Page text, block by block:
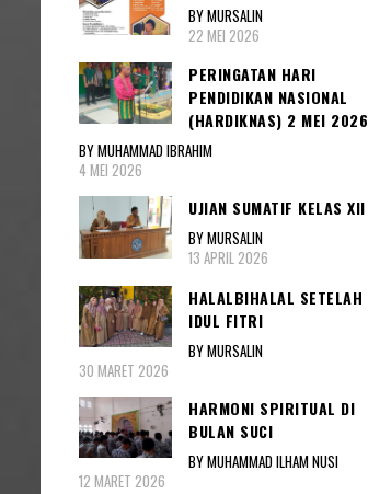
BY MURSALIN
22 MEI 2026
PERINGATAN HARI
PENDIDIKAN NASIONAL
(HARDIKNAS) 2 MEI 2026
BY MUHAMMAD IBRAHIM
4 MEI 2026
UJIAN SUMATIF KELAS XII
BY MURSALIN
13 APRIL 2026
HALALBIHALAL SETELAH
IDUL FITRI
BY MURSALIN
30 MARET 2026
HARMONI SPIRITUAL DI
BULAN SUCI
BY MUHAMMAD ILHAM NUSI
12 MARET 2026